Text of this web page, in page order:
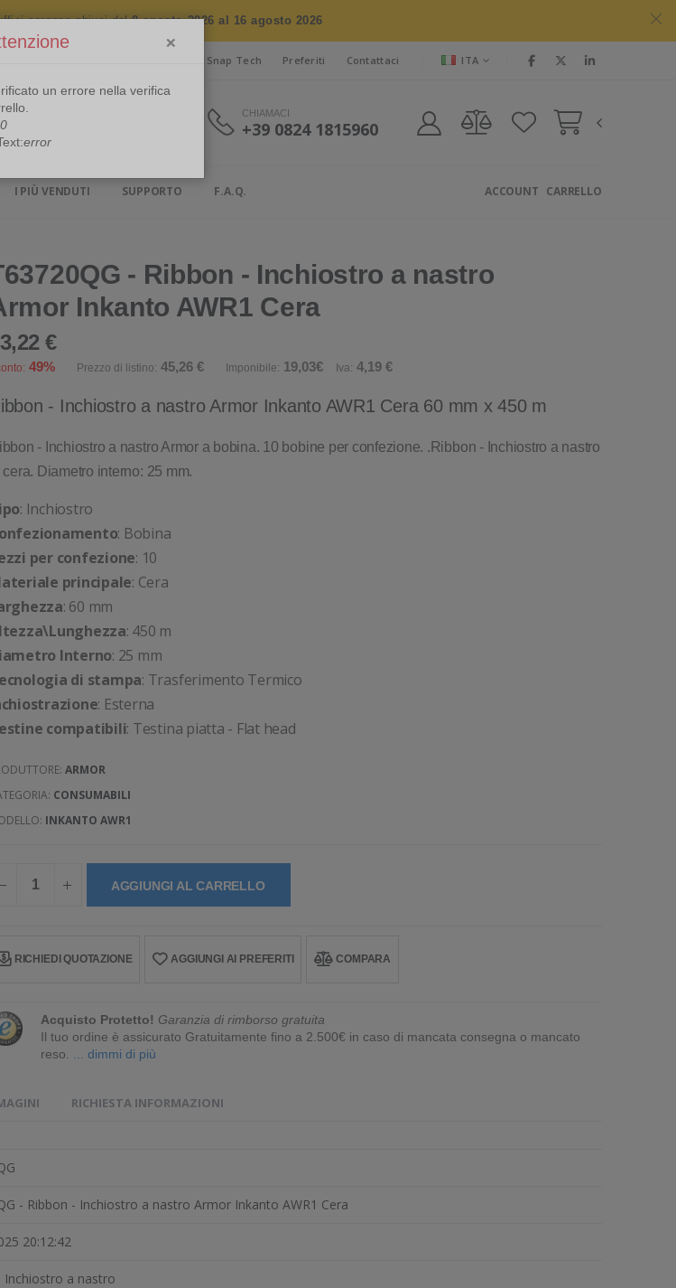
saranno chiusi dal8 agosto 2026 al 16 agosto 2026
Snap Tech Preferiti Contattaci ITA
CHIAMACI
+39 0824 1815960
I PIÙ VENDUTI SUPPORTO F.A.Q. CARRELLO
ACCOUNT
- Ribbon - Inchiostro a nastro
Inkanto AWR1 Cera
€
49% Prezzo di listino: 45,26 € Imponibile: 19,03€ Iva: 4,19 €
- Inchiostro a nastro Armor Inkanto AWR1 Cera 60 mm x 450 m
- Inchiostro a nastro Armor a bobina. 10 bobine per confezione. .Ribbon - Inchiostro a nastro
cera. Diametro interno: 25 mm.
: Inchiostro
: Bobina
per confezione: 10
principale: Cera
: 60 mm
: 450 m
Interno: 25 mm
di stampa: Trasferimento Termico
: Esterna
compatibili: Testina piatta - Flat head
ARMOR
CONSUMABILI
INKANTO AWR1
AGGIUNGI AL CARRELLO
RICHIEDI QUOTAZIONE AGGIUNGI AI PREFERITI COMPARA
Acquisto Protetto! Garanzia di rimborso gratuita
Il tuo ordine è assicurato Gratuitamente fino a 2.500€ in caso di mancata consegna o mancato
reso.
... dimmi di più
RICHIESTA INFORMAZIONI
- Ribbon - Inchiostro a nastro Armor Inkanto AWR1 Cera
20:12:42
Inchiostro a nastro
×
un errore nella verifica
0
error